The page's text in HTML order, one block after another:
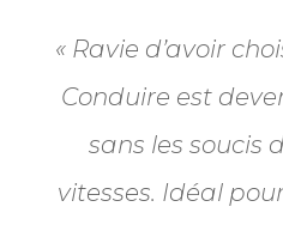
« Ravie d’avoir
Conduire est
sans les soucis
vitesses. Idéal